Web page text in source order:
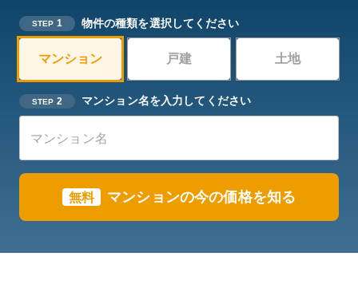
STEP 1 物件の種類を選択してください
マンション 戸建 土地
STEP 2 マンション名を入力してください
無料 マンションの今の価格を知る